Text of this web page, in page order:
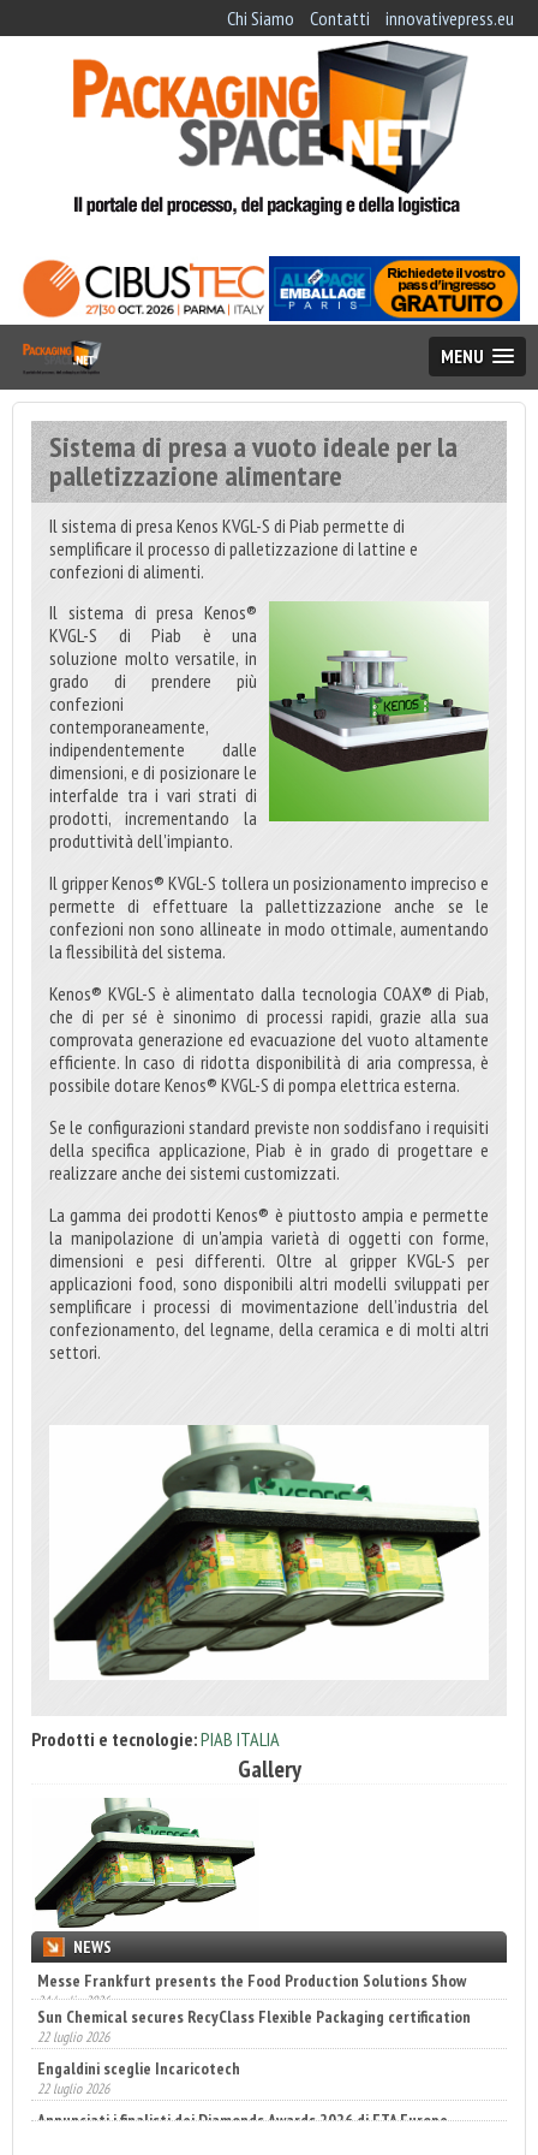
Chi Siamo Contatti innovativepress.eu
MENU
Sistema di presa a vuoto ideale per la
palletizzazione alimentare
Il sistema di presa Kenos KVGL-S di Piab permette di
semplificare il processo di palletizzazione di lattine e
confezioni di alimenti.
Il sistema di presa Kenos®
KVGL-S di Piab è una
soluzione molto versatile, in
grado di prendere più
confezioni
contemporaneamente,
indipendentemente dalle
dimensioni, e di posizionare le
interfalde tra i vari strati di
prodotti, incrementando la
produttività dell'impianto.
Il gripper Kenos® KVGL-S tollera un posizionamento impreciso e
permette di effettuare la pallettizzazione anche se le
confezioni non sono allineate in modo ottimale, aumentando
la flessibilità del sistema.
Kenos® KVGL-S è alimentato dalla tecnologia COAX® di Piab,
che di per sé è sinonimo di processi rapidi, grazie alla sua
comprovata generazione ed evacuazione del vuoto altamente
efficiente. In caso di ridotta disponibilità di aria compressa, è
possibile dotare Kenos® KVGL-S di pompa elettrica esterna.
Se le configurazioni standard previste non soddisfano i requisiti
della specifica applicazione, Piab è in grado di progettare e
realizzare anche dei sistemi customizzati.
La gamma dei prodotti Kenos® è piuttosto ampia e permette
la manipolazione di un'ampia varietà di oggetti con forme,
dimensioni e pesi differenti. Oltre al gripper KVGL-S per
applicazioni food, sono disponibili altri modelli sviluppati per
semplificare i processi di movimentazione dell’industria del
confezionamento, del legname, della ceramica e di molti altri
settori.
Prodotti e tecnologie:PIAB ITALIA
Gallery
NEWS
Sun Chemical secures RecyClass Flexible Packaging certification
22 luglio 2026
Engaldini sceglie Incaricotech
22 luglio 2026
Annunciati i finalisti dei Diamonds Awards 2026 di FTA Europe
14 luglio 2026